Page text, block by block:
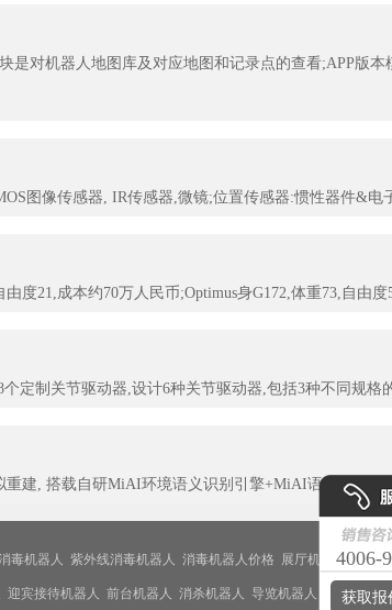
对机器人地图库及对应地图和记录点的查看;APP版
图像传感器, IR传感器,微镜;位置传感器:惯性器件&电
度21,成本约70万人民币;Optimus身G172,体重73,自由
定制关节驱动器,设计6种关节驱动器,包括3种不同规格
重建, 搭载自研MiAI环境语义识别引擎+MiAI语音情绪识
毒机器人 紫外线消毒机器人 消毒机器人价格 展厅机器人 服务
迎宾接待机器人 前台机器人 消杀机器人 导览机器人
4006-
获取报